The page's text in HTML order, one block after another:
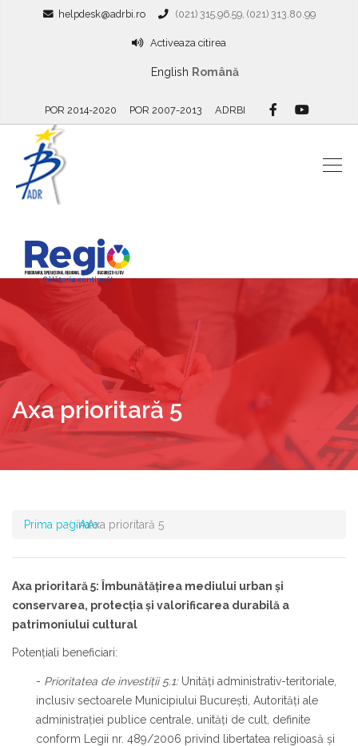
helpdesk@adrbi.ro (021) 315.96.59, (021) 313.80.99
Activeaza citirea
English Română
POR 2014-2020 POR 2007-2013 ADRBI
Axa prioritară 5
Prima paginaAxeAxa prioritară 5
Axa prioritară 5: Îmbunătățirea mediului urban și
conservarea, protecția și valorificarea durabilă a
patrimoniului cultural
Potenţiali beneficiari:
- Prioritatea de investiţii 5.1: Unităţi administrativ-teritoriale,
inclusiv sectoarele Municipiului Bucureşti, Autorităţi ale
administraţiei publice centrale, unităţi de cult, definite
conform Legii nr. 489/2006 privind libertatea religioasă şi